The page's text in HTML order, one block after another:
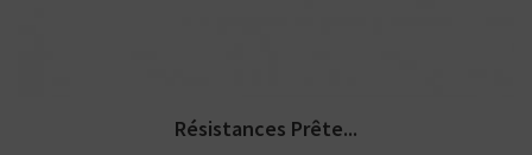
Résistances Prête...